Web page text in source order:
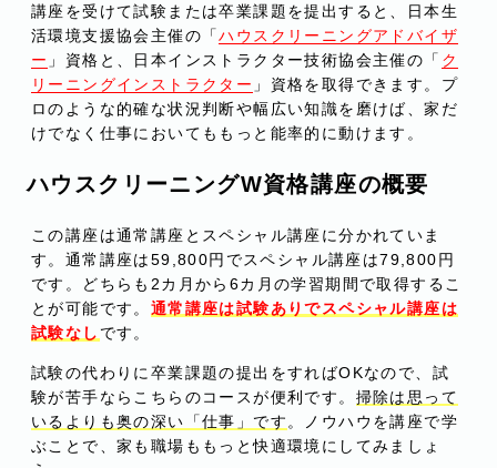
講座を受けて試験または卒業課題を提出すると、日本生
活環境支援協会主催の「ハウスクリーニングアドバイザ
ー 」資格と、日本インストラクター技術協会主催の「 ク
リーニングインストラクター 」資格を取得できます。プ
ロのような的確な状況判断や幅広い知識を磨けば、家だ
けでなく仕事においてももっと能率的に動けます。
ハウスクリーニングW資格講座の概要
この講座は通常講座とスペシャル講座に分かれていま
す。通常講座は59,800円でスペシャル講座は79,800円
です。どちらも2カ月から6カ月の学習期間で取得するこ
とが可能です。 通常講座は試験ありでスペシャル講座は
試験なし です。
試験の代わりに卒業課題の提出をすればOKなので、試
験が苦手ならこちらのコースが便利です。 掃除は思って
いるよりも奥の深い「仕事」です 。ノウハウを講座で学
ぶことで、家も職場ももっと快適環境にしてみましょ